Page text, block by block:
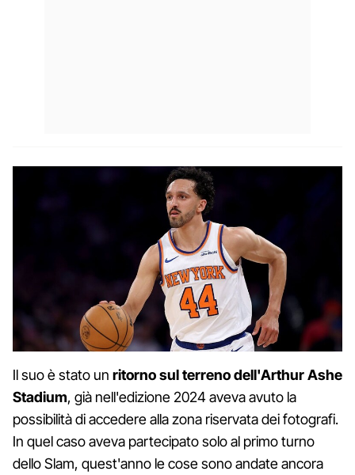
Il suo è stato un ritorno sul terreno dell'Arthur Ashe
Stadium, già nell'edizione 2024 aveva avuto la
possibilità di accedere alla zona riservata dei fotografi.
In quel caso aveva partecipato solo al primo turno
dello Slam, quest'anno le cose sono andate ancora